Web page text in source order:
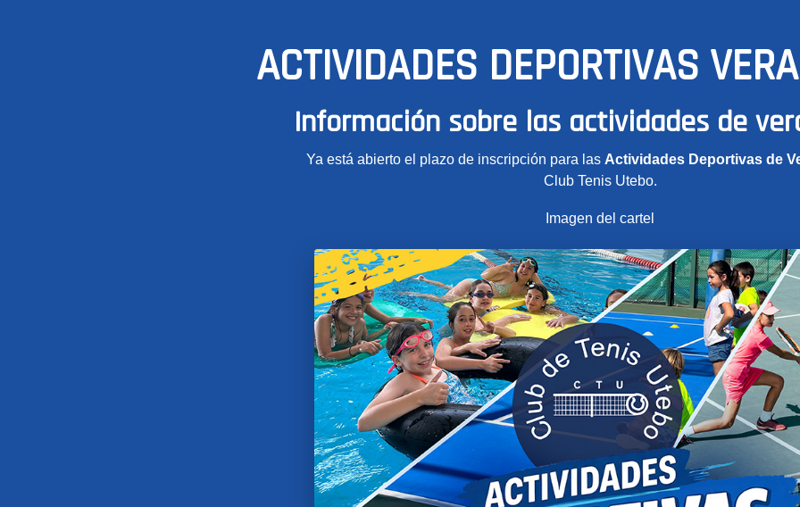
ACTIVIDADES DEPORTIVAS
Información sobre las actividades de
Ya está abierto el plazo de inscripción para las Actividades Deportivas de
Club Tenis Utebo.
Imagen del cartel